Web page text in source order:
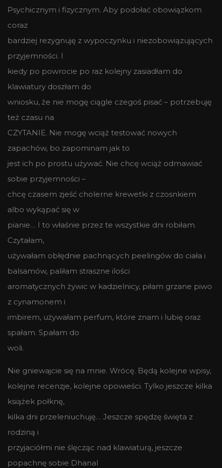
Psychicznym i fizycznym. Aby podołać obowiązkom
coraz
bardziej rezygnuję z wypoczynku i niezobowiązujących
przyjemności. I
kiedy po powrocie po raz kolejny zasiadłam do
klawiatury doszłam do
wniosku, że nie mogę ciągle czegoś pisać – potrzebuję
też czasu na
CZYTANIE. Nie mogę wciąż testować nowych
zapachów, bo zapominam jak to
jest ich po prostu używać. Nie chcę wciąż odmawiać
sobie przyjemności –
chcę czasem zjeść cholerne krewetki z czosnkiem
albo wykąpać się w
pianie… I to właśnie przez te wszystkie dni robiłam.
Czytałam,
używałam obłędnie pachnących peelingów do ciała i
balsamów, paliłam straszne ilości
aromatycznych żywic w kadzielnicy, piłam grzane piwo
z cynamonem i
imbirem, używałam perfum, które znam i lubię oraz
spałam. Spałam do
woli.
Nie gniewajcie się na mnie. Wrócę. Będą kolejne wpisy,
kolejne recenzje, kolejne opowieści. Tylko jeszcze kilka
książek połknę,
kilka dni przeleniuchuję… Jeszcze spędzę święta z
rodziną i
przyjaciółmi nie ślęcząc nad klawiaturą, jeszcze
popachnę sobie Dhanal